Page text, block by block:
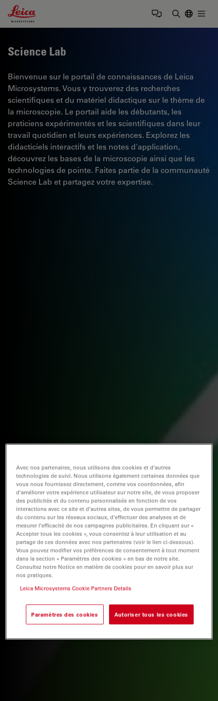
Leica Microsystems Logo
Science Lab
Bienvenue sur le portail de connaissances de Leica
Microsystems. Vous y trouverez des recherches
scientifiques et du matériel didactique sur le thème de
la microscopie. Le portail aide les débutants, les
praticiens expérimentés et les scientifiques dans leur
travail quotidien et leurs expériences. Explorez les
didacticiels interactifs et les notes d'application,
découvrez les bases de la microscopie ainsi que les
technologies de pointe. Faites partie de la communauté
Science Lab et partagez votre expertise.
Avec nos partenaires, nous utilisons des cookies et d’autres
technologies de suivi. Nous utilisons également certaines données que
vous nous fournissez directement, comme vos coordonnées, afin
d’améliorer votre expérience utilisateur sur notre site, de vous proposer
des publicités et du contenu personnalisés en fonction de vos
interactions avec ce site et d’autres sites, de vous permettre de partager
du contenu sur les réseaux sociaux, d’effectuer des analyses et de
mesurer l’efficacité de nos campagnes publicitaires. En cliquant sur «
Accepter tous les cookies », vous consentez à leur utilisation et au
partage de ces données avec nos partenaires (voir le lien ci-dessous).
Vous pouvez modifier vos préférences de consentement à tout moment
dans la section « Paramètres des cookies » en bas de notre site.
Consultez notre Notice en matière de cookies pour en savoir plus sur
nos pratiques.
Leica Microsystems Cookie Partners Details
Paramètres des cookies Autoriser tous les cookies